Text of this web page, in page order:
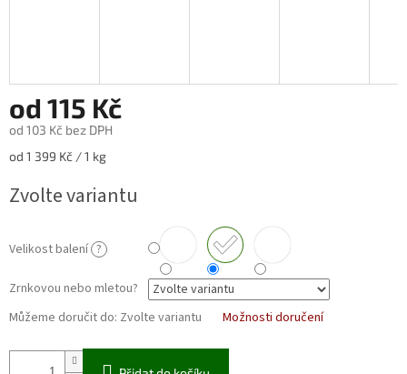
od 115 Kč
od 103 Kč bez DPH
Měrná
od 1 399 Kč / 1 kg
Zvolte variantu
Velikost balení ?
Zrnkovou nebo mletou?
Můžeme doručit do: Zvolte variantu Možnosti doručení